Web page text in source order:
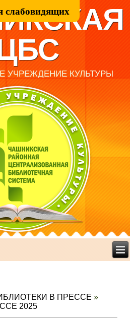
слабовидящих
УЧРЕЖДЕНИЕ КУЛЬТУРЫ
В ПРЕССЕ »
2025